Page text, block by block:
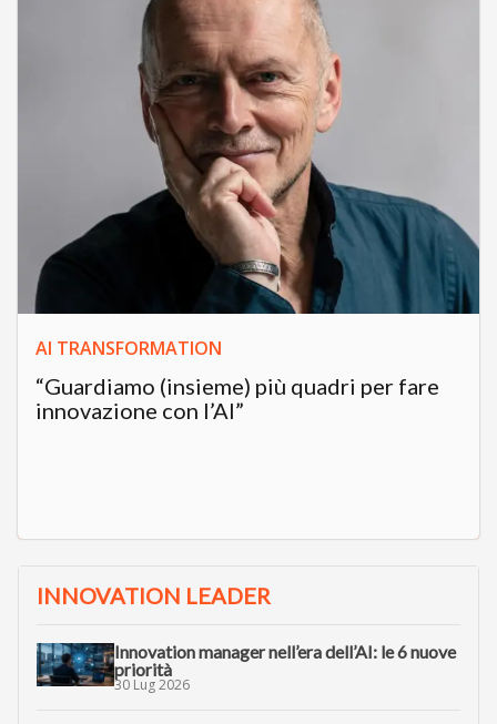
AI TRANSFORMATION
“Guardiamo (insieme) più quadri per fare
innovazione con l’AI”
INNOVATION LEADER
Innovation manager nell’era dell’AI: le 6 nuove
priorità
30 Lug 2026